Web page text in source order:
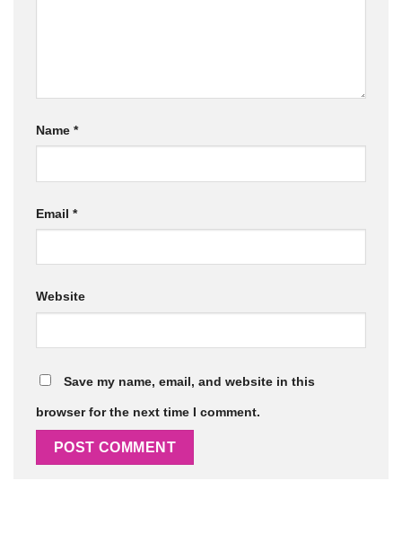
Name *
Email *
Website
Save my name, email, and website in this
browser for the next time I comment.